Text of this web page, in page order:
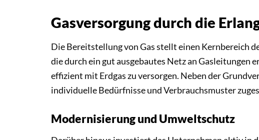
Gasversorgung durch die
Die Bereitstellung von Gas stellt einen Kernbereich
die durch ein gut ausgebautes Netz an
effizient mit Erdgas zu versorgen. Neben der
individuelle Bedürfnisse und Verbrauchsmuster
Modernisierung und Umweltschutz